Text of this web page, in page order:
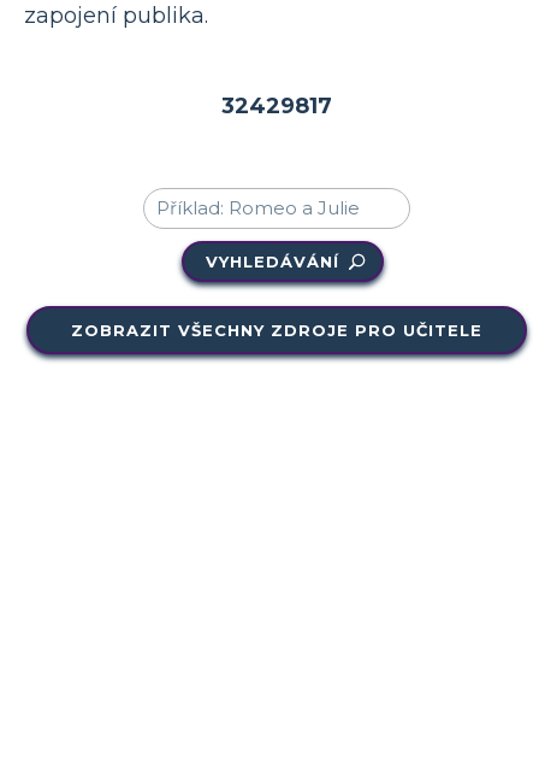
zapojení publika.
32429817
VYHLEDÁVÁNÍ
ZOBRAZIT VŠECHNY ZDROJE PRO UČITELE